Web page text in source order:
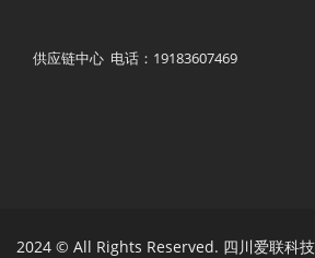
供应链中心 电话：19183607469
2024 © All Rights Reserved. 四川爱联科